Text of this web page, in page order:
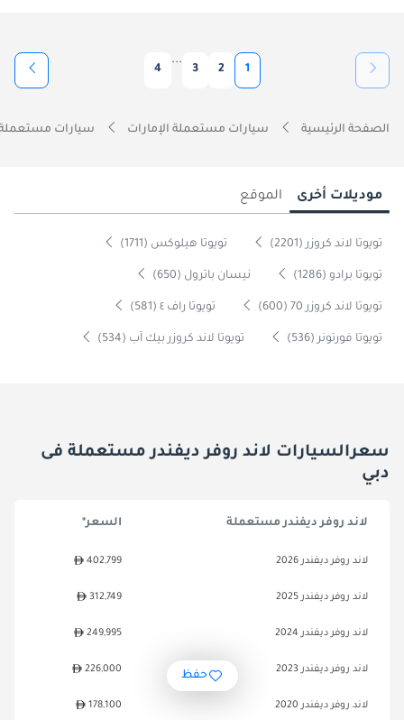
1
2
3
...
4
الصفحة الرئيسية سيارات مستعملة الإمارات سيارات
موديلات أخرى الموقع
تويوتا لاند كروزر (2201) تويوتا هيلوكس (1711)
تويوتا برادو (1286) نيسان باترول (650)
تويوتا لاند كروزر 70 (600) تويوتا راف ٤ (581)
تويوتا فورتونر (536) تويوتا لاند كروزر بيك آب (534)
سعرالسيارات لاند روفر ديفندر مستعملة فى
دبي
لاند روفر ديفندر مستعملة السعر*
لاند روفر ديفندر 2026 402,799
لاند روفر ديفندر 2025 312,749
لاند روفر ديفندر 2024 249,995
لاند روفر ديفندر 2023 226,000
لاند روفر ديفندر 2020 178,100
حفظ